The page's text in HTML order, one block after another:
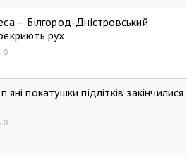
– Білгород-Дністровський
рух
0
покатушки підлітків закінчилися
0